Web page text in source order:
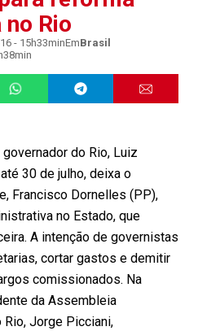
Rio
- 15h33minEmBrasil
do Rio, Luiz
30 de julho, deixa o
Francisco Dornelles (PP),
no Estado, que
A intenção de governistas
cortar gastos e demitir
comissionados. Na
da Assembleia
Jorge Picciani,